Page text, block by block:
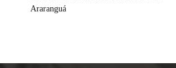
Araranguá